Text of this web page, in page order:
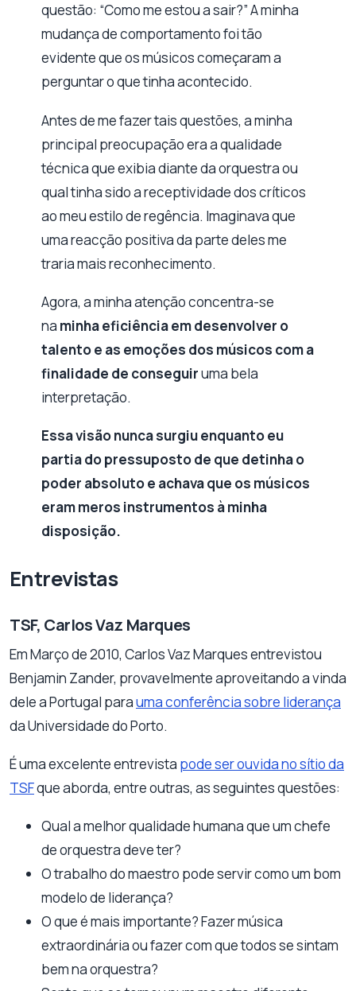
questão: “Como me estou a sair?” A minha
mudança de comportamento foi tão
evidente que os músicos começaram a
perguntar o que tinha acontecido.
Antes de me fazer tais questões, a minha
principal preocupação era a qualidade
técnica que exibia diante da orquestra ou
qual tinha sido a receptividade dos críticos
ao meu estilo de regência. Imaginava que
uma reacção positiva da parte deles me
traria mais reconhecimento.
Agora, a minha atenção concentra-se
na minha eficiência em desenvolver o
talento e as emoções dos músicos com a
finalidade de conseguiruma bela
interpretação.
Essa visão nunca surgiu enquanto eu
partia do pressuposto de que detinha o
poder absoluto e achava que os músicos
eram meros instrumentos à minha
disposição.
Entrevistas
TSF, Carlos Vaz Marques
Em Março de 2010, Carlos Vaz Marques entrevistou
Benjamin Zander, provavelmente aproveitando a vinda
dele a Portugal parauma conferência sobre liderança
da Universidade do Porto.
É uma excelente entrevista pode ser ouvida no sítio da
TSFque aborda, entre outras, as seguintes questões:
Qual a melhor qualidade humana que um chefe
de orquestra deve ter?
O trabalho do maestro pode servir como um bom
modelo de liderança?
O que é mais importante? Fazer música
extraordinária ou fazer com que todos se sintam
bem na orquestra?